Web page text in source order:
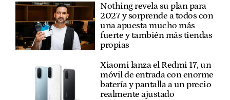
Nothing revela su plan para
2027 y sorprende a todos con
una apuesta mucho más
fuerte y también más tiendas
propias
Xiaomi lanza el Redmi 17, un
móvil de entrada con enorme
batería y pantalla a un precio
realmente ajustado